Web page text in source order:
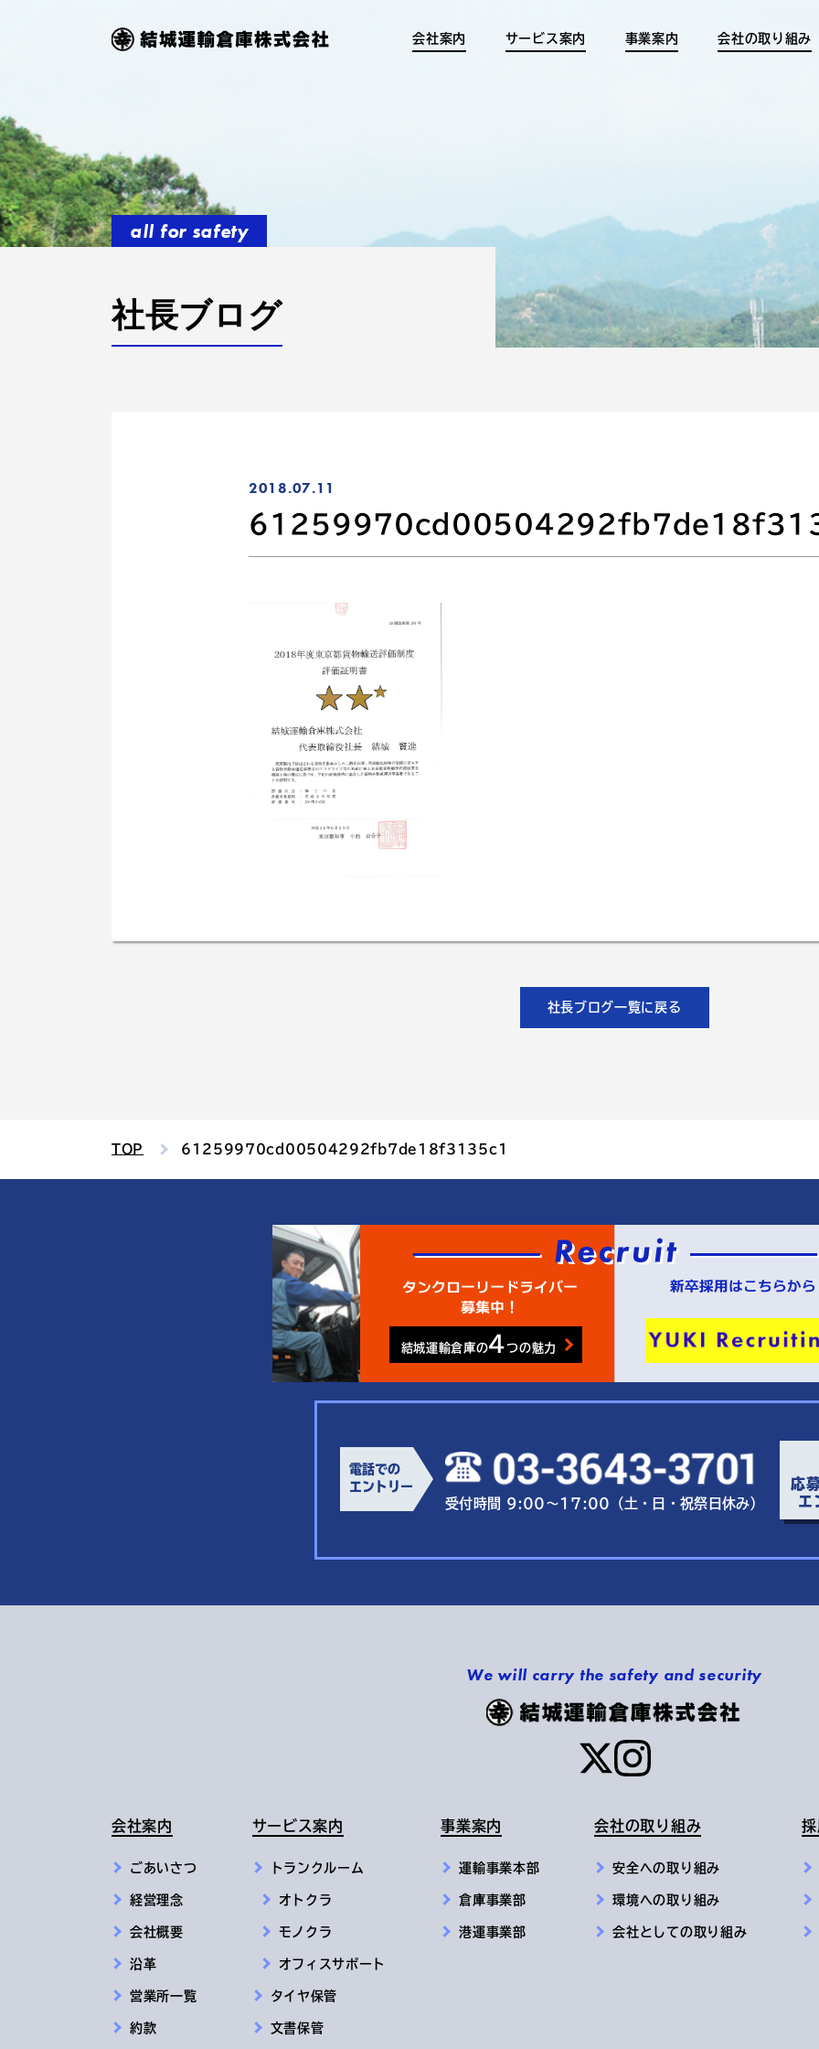
会社案内 サービス案内 事業案内 会社の取り組み
all for safety
社長ブログ
2018.07.11
社長ブログ一覧に戻る
TOP 61259970cd00504292fb7de18f3135c1
結城運輸倉庫の4つの魅力
電話での
エントリー
受付時間 9:00～17:00（土・日・祝祭日休み）
応
エ
We will carry the safety and security
会社案内
ごあいさつ
経営理念
会社概要
沿革
営業所一覧
約款
サービス案内
トランクルーム
オトクラ
モノクラ
オフィスサポート
タイヤ保管
文書保管
事業案内
運輸事業本部
倉庫事業部
港運事業部
会社の取り組み
安全への取り組み
環境への取り組み
会社としての取り組み